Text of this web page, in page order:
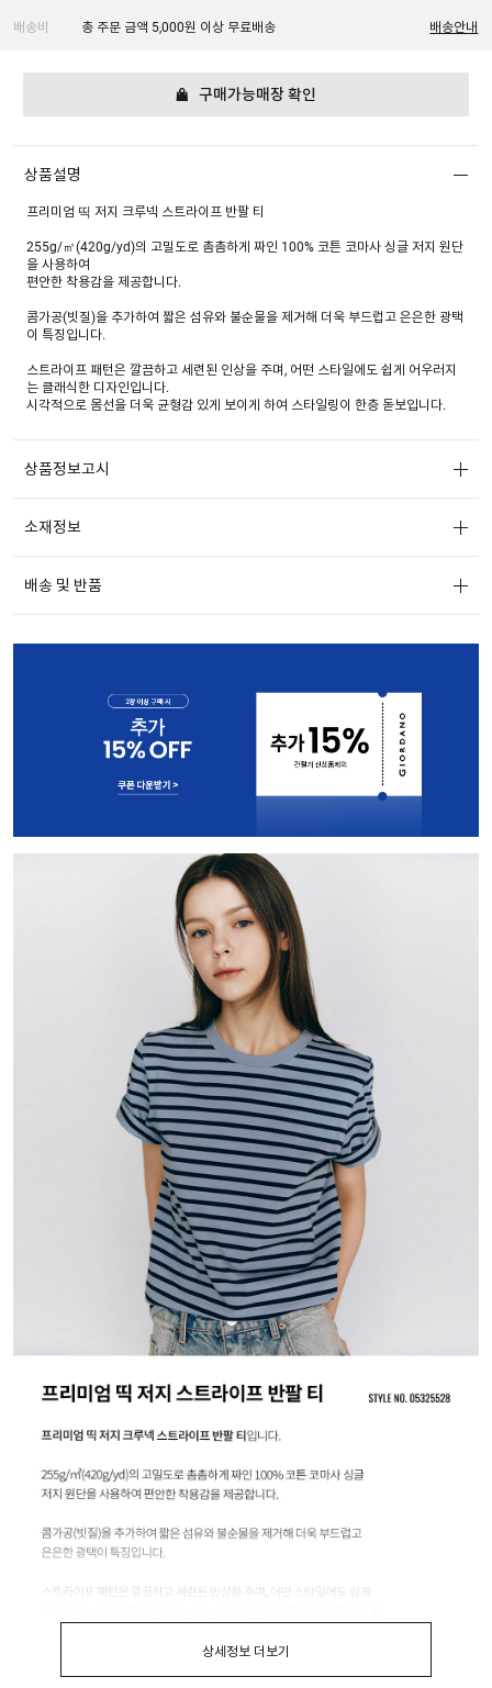
배송비 총 주문 금액 5,000원 이상 무료배송 배송안내
구매가능매장 확인
상품설명
프리미엄 띡 저지 크루넥 스트라이프 반팔 티
255g/㎡(420g/yd)의 고밀도로 촘촘하게 짜인 100% 코튼 코마사 싱글 저지 원단
을 사용하여
편안한 착용감을 제공합니다.
콤가공(빗질)을 추가하여 짧은 섬유와 불순물을 제거해 더욱 부드럽고 은은한 광택
이 특징입니다.
스트라이프 패턴은 깔끔하고 세련된 인상을 주며, 어떤 스타일에도 쉽게 어우러지
는 클래식한 디자인입니다.
시각적으로 몸선을 더욱 균형감 있게 보이게 하여 스타일링이 한층 돋보입니다.
가볍고 산뜻한 컬러감으로 구성되어 있으며, 단정한 네크라인과 적당히 여유 있는
도 쉽게 매치할 수 있어 활용도가 높은 아이템입니다.
상품정보고시
소재정보
배송 및 반품
상세정보 더보기